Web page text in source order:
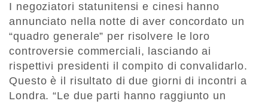
I negoziatori statunitensi e cinesi hanno
annunciato nella notte di aver concordato un
“quadro generale” per risolvere le loro
controversie commerciali, lasciando ai
rispettivi presidenti il compito di convalidarlo.
Questo è il risultato di due giorni di incontri a
Londra. “Le due parti hanno raggiunto un